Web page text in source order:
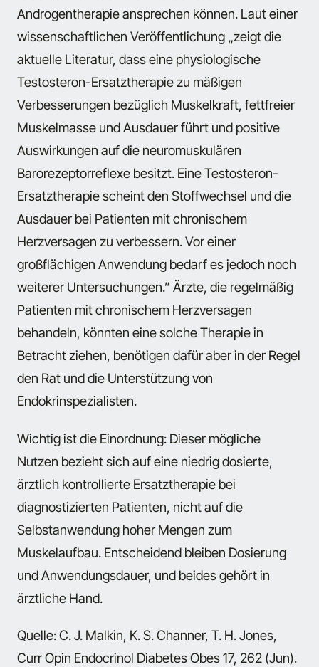
Androgentherapie ansprechen können. Laut einer
wissenschaftlichen Veröffentlichung „zeigt die
aktuelle Literatur, dass eine physiologische
Testosteron-Ersatztherapie zu mäßigen
Verbesserungen bezüglich Muskelkraft, fettfreier
Muskelmasse und Ausdauer führt und positive
Auswirkungen auf die neuromuskulären
Barorezeptorreflexe besitzt. Eine Testosteron-
Ersatztherapie scheint den Stoffwechsel und die
Ausdauer bei Patienten mit chronischem
Herzversagen zu verbessern. Vor einer
großflächigen Anwendung bedarf es jedoch noch
weiterer Untersuchungen.” Ärzte, die regelmäßig
Patienten mit chronischem Herzversagen
behandeln, könnten eine solche Therapie in
Betracht ziehen, benötigen dafür aber in der Regel
den Rat und die Unterstützung von
Endokrinspezialisten.
Wichtig ist die Einordnung: Dieser mögliche
Nutzen bezieht sich auf eine niedrig dosierte,
ärztlich kontrollierte Ersatztherapie bei
diagnostizierten Patienten, nicht auf die
Selbstanwendung hoher Mengen zum
Muskelaufbau. Entscheidend bleiben Dosierung
und Anwendungsdauer, und beides gehört in
ärztliche Hand.
Quelle: C. J. Malkin, K. S. Channer, T. H. Jones,
Curr Opin Endocrinol Diabetes Obes 17, 262 (Jun).